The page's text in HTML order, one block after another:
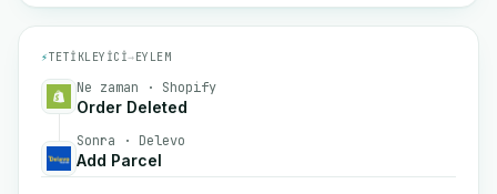
⚡TETIKLEYICI→EYLEM
Ne zaman · Shopify
Order Deleted
Sonra · Delevo
Add Parcel